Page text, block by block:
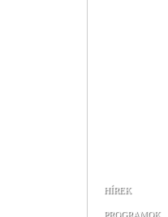
HÍREK
PROGRAMOK